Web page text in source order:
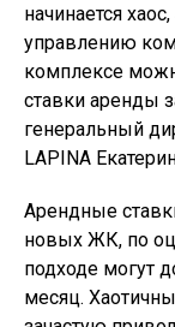
начинается
управлению
комплексе
ставки аренды
генеральный
LAPINA
Арендные
новых ЖК, по
подходе могут
месяц.